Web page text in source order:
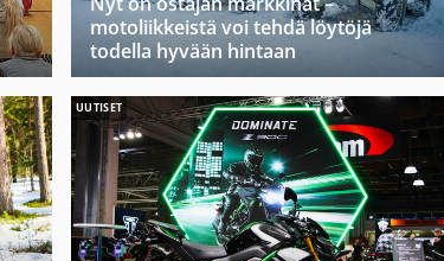
motoliikkeistä voi tehdä löytöjä
todella hyvään hintaan
UUTISET